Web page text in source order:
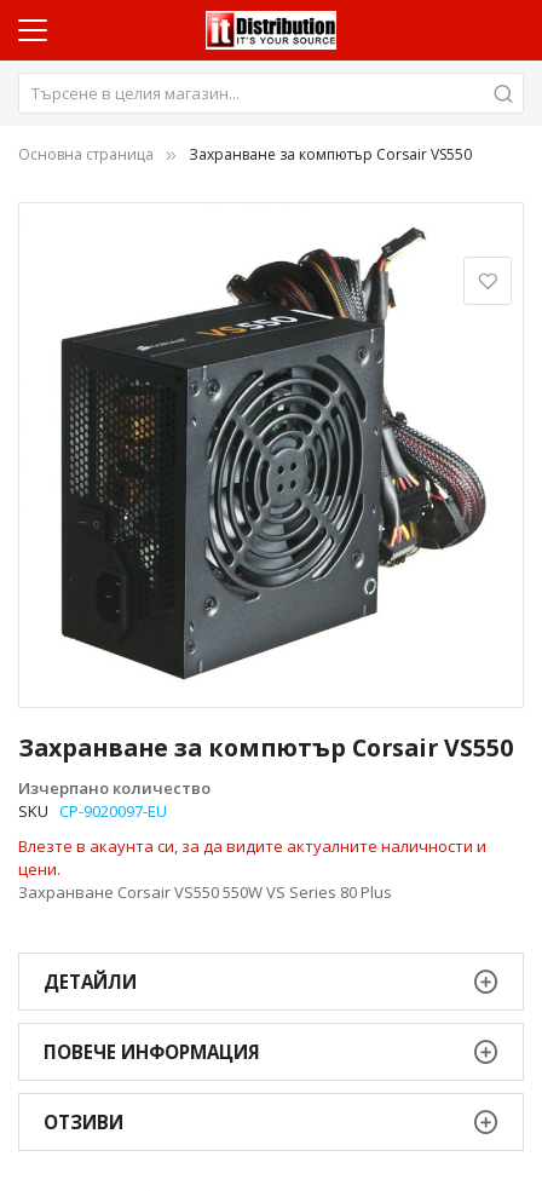
Основна страница Захранване за компютър Corsair VS550
Захранване за компютър Corsair VS550
Изчерпано количество
SKU CP-9020097-EU
Влезте в акаунта си, за да видите актуалните наличности и
цени.
Захранване Corsair VS550 550W VS Series 80 Plus
изображенията
към
началото
на
галерия
снимки
ДЕТАЙЛИ
ПОВЕЧЕ ИНФОРМАЦИЯ
ОТЗИВИ